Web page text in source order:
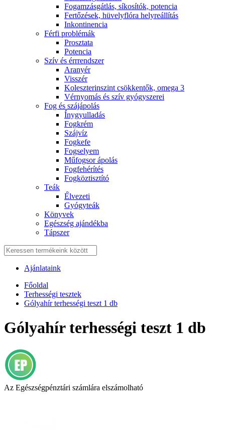
Fogamzásgátlás, síkosítók, potencia
Fertőzések, hüvelyflóra helyreállítás
Inkontinencia
Férfi problémák
Prosztata
Potencia
Szív és érrrendszer
Aranyér
Visszér
Koleszterinszint csökkentők, omega 3
Vérnyomás és szív gyógyszerei
Fog és szájápolás
Í́nygyulladás
Fogkrém
Szájvíz
Fogkefe
Fogselyem
Műfogsor ápolás
Fogfehérítés
Fogköztisztító
Teák
É́lvezeti
Gyógyteák
Könyvek
Egészség ajándékba
Tápszer
Ajánlataink
Főoldal
Terhességi tesztek
Gólyahír terhességi teszt 1 db
Gólyahír terhességi teszt 1 db
Az Egészségpénztári számlára elszámolható